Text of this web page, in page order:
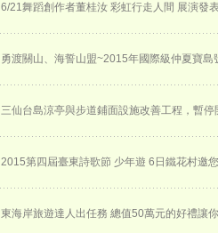
6/21舞蹈創作者董桂汝 彩虹行走人間 展演發
勇渡關山、海誓山盟~2015年國際級仲夏寶島
三仙台島涼亭與步道鋪面設施改善工程，暫停
2015第四屆臺東詩歌節 少年遊 6日鐵花村邀
東海岸旅遊達人出任務 總值50萬元的好禮讓